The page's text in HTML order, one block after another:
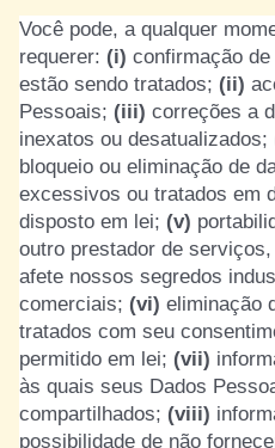
Você pode, a qualquer
requerer: (i) confirmação
estão sendo tratados; (ii)
Pessoais; (iii) correções a
inexatos ou
bloqueio ou eliminação de
excessivos ou tratados em
disposto em lei; (v)
outro prestador de
afete nossos segredos
comerciais; (vi) eliminação
tratados com seu
permitido em lei; (vii)
às quais seus Dados
compartilhados; (viii)
possibilidade de não